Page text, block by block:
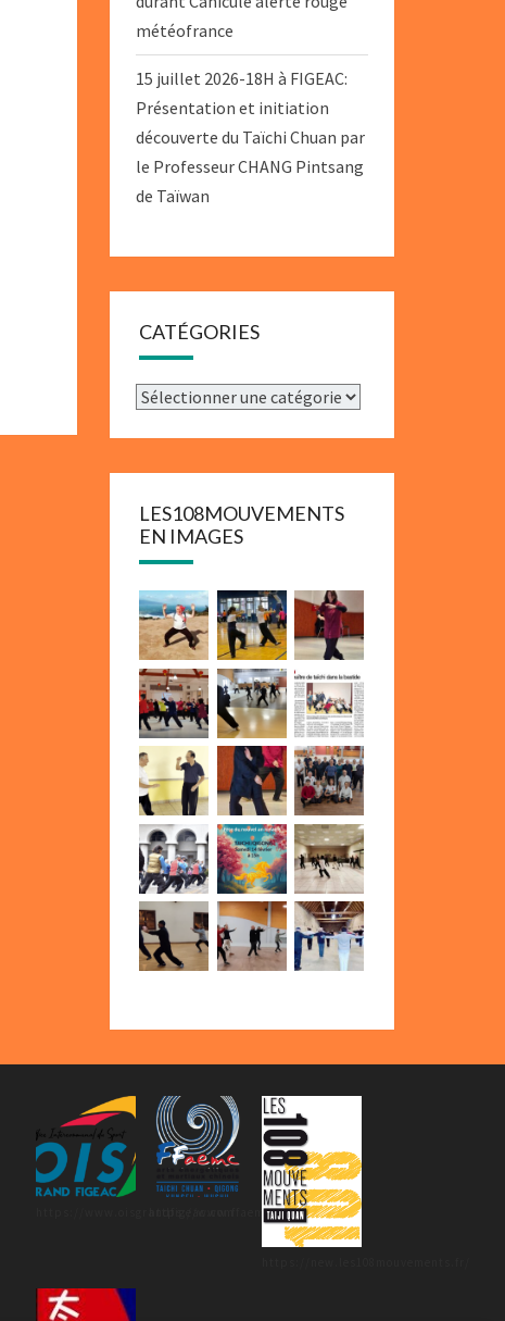
météofrance
15 juillet 2026-18H à FIGEAC:
Présentation et initiation
découverte du Taïchi Chuan par
le Professeur CHANG Pintsang
de Taïwan
CATÉGORIES
Catégories
LES108MOUVEMENTS
EN IMAGES
https://www.ffaemc.fr/